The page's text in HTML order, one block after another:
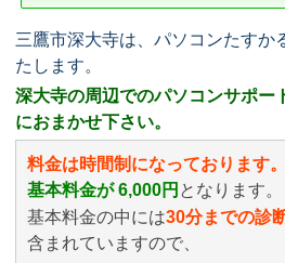
三鷹市深大寺は、パソコンたすか
たします。
深大寺の周辺でのパソコンサポー
におまかせ下さい。
料金は時間制になっております。
基本料金が 6,000円 となります。
基本料金の中には30分までの診
含まれていますので、